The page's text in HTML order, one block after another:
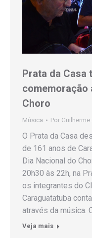
Prata da Casa
comemoração
Choro
Música Por Guilherme
O Prata da Casa
de 161 anos de
Dia Nacional do
20h30 às 22h, na
os integrantes do
Caraguatatuba
através da música.
Veja mais